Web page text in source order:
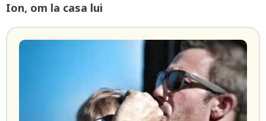
Ion, om la casa lui